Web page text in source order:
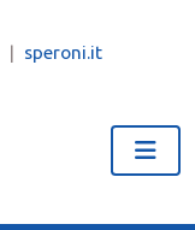
speroni.it